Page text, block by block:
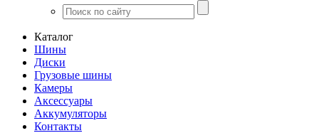
Каталог
Шины
Диски
Грузовые шины
Камеры
Аксессуары
Аккумуляторы
Контакты